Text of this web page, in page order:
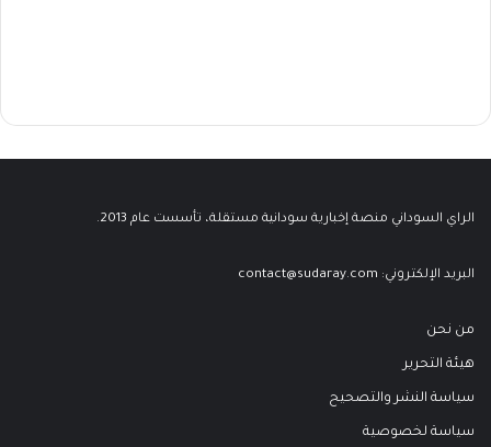
الراي السوداني منصة إخبارية سودانية مستقلة، تأسست عام 2013.
البريد الإلكتروني: contact@sudaray.com
من نحن
هيئة التحرير
سياسة النشر والتصحيح
سياسة لخصوصية